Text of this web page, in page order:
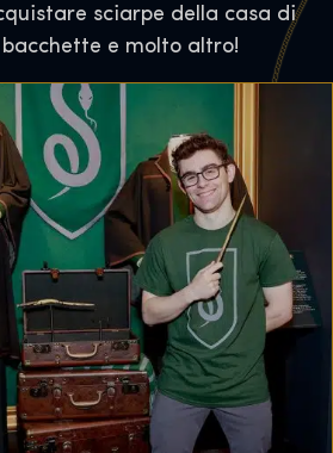
sciarpe della casa di
e molto altro!